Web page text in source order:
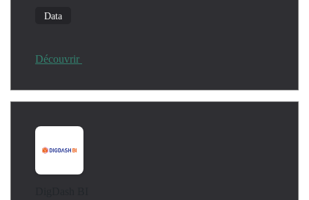
Data
Découvrir